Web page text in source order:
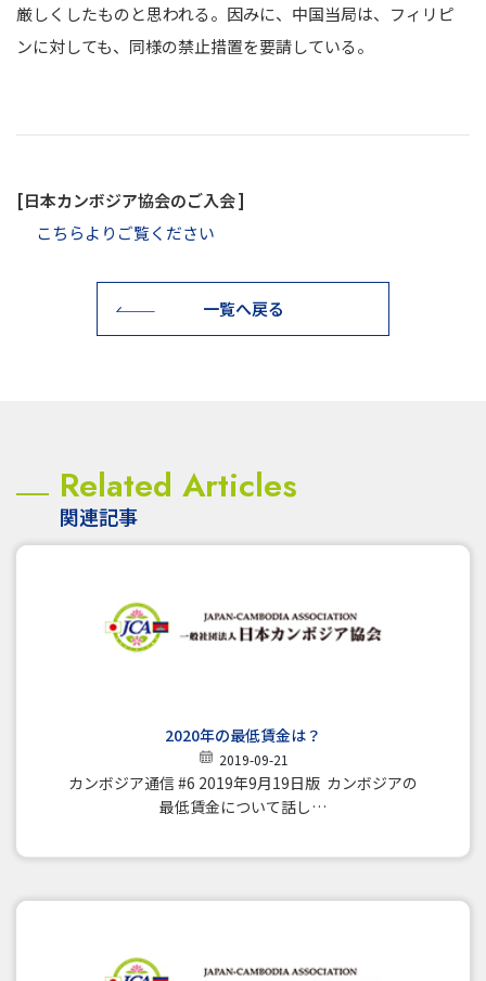
厳しくしたものと思われる。因みに、中国当局は、フィリピ
ンに対しても、同様の禁止措置を要請している。
[日本カンボジア協会のご入会 ]
こちらよりご覧ください
一覧へ戻る
Related Articles
関連記事
2020年の最低賃金は？
2019-09-21
カンボジア通信 #6 2019年9月19日版 カンボジアの
最低賃金について話し…